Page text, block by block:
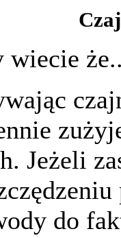
wiecie
Jeżeli
do